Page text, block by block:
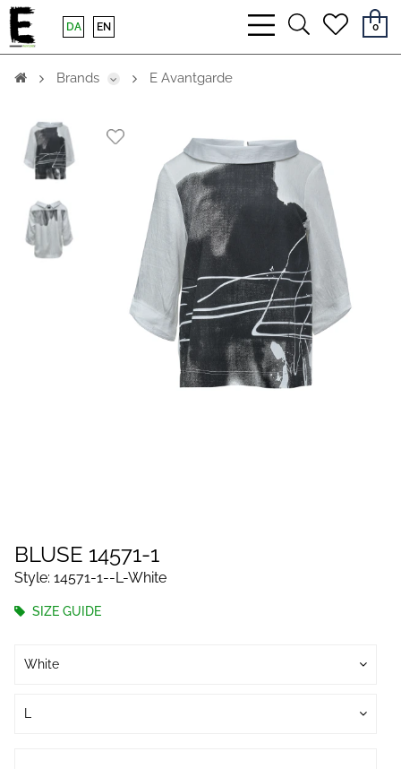
bars
light
searchheart
0
DA EN
Brands E Avantgarde
BLUSE 14571-1
Style: 14571-1--L-White
SIZE GUIDE
White